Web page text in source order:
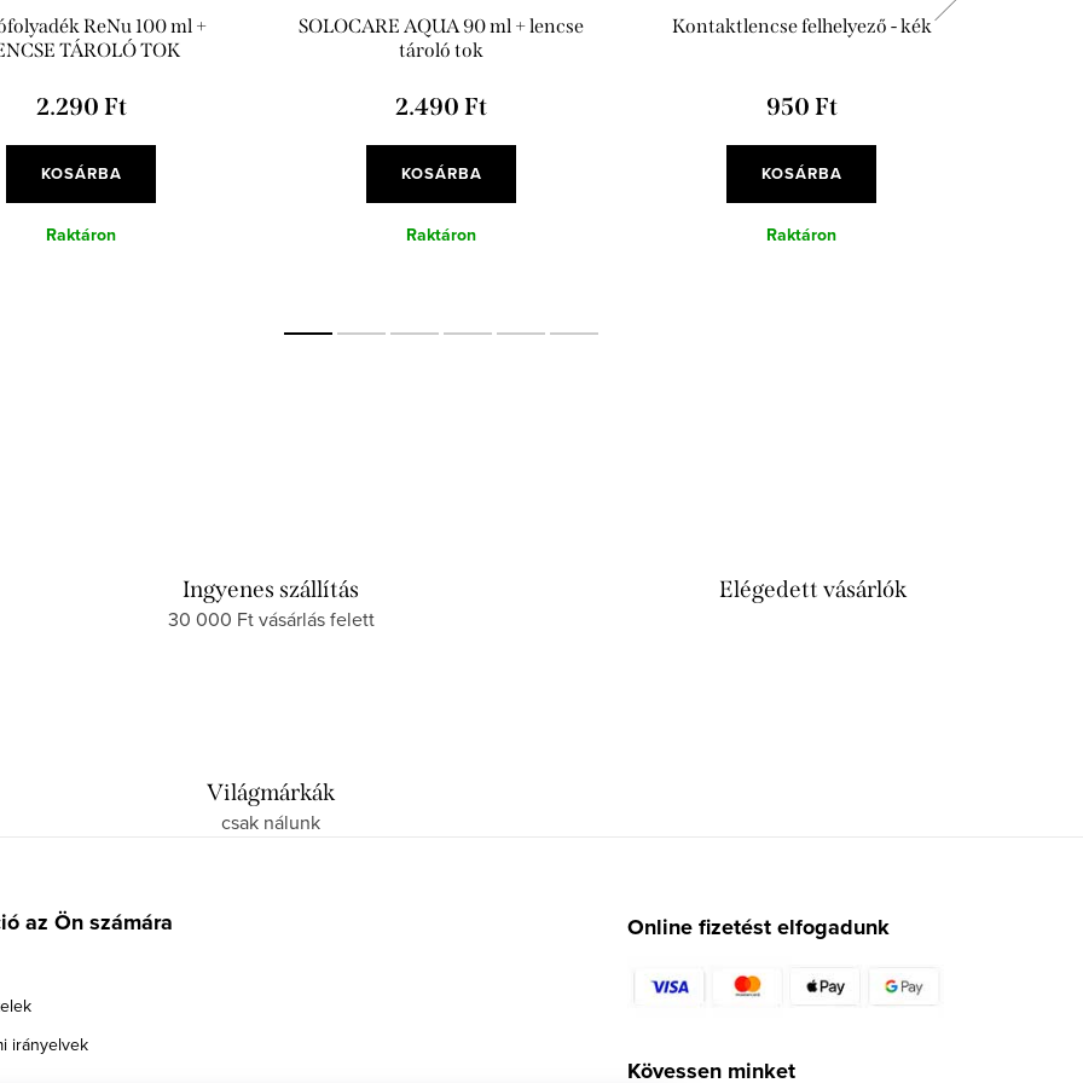
ReNu 100 ml +
TÁROLÓ TOK
2.290 Ft
KOSÁRBA
Raktáron
SOLOCARE AQUA 90 ml + lencse
tároló tok
2.490 Ft
KOSÁRBA
Raktáron
Kontaktlencse felhelyező - kék
950 Ft
KOSÁRBA
Raktáron
Ingyenes szállítás
30 000 Ft vásárlás felett
Elégedett vásárlók
Világmárkák
csak nálunk
az Ön számára
irányelvek
Online fizetést elfogadunk
Kövessen minket